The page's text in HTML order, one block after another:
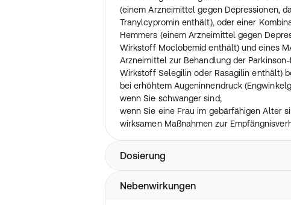
Langzeitbehandlung vor.
Von der Behandlung mit dem Arzneimittel
Parkinson-ähnliche
Arzneimittel ausgelöst werden
Parkinson-Syndrome) sowie die Huntington-
(einem Arzneimittel gegen Depressionen,
Tranylcypromin enthält), oder einer
Hemmers (einem Arzneimittel gegen
Wirkstoff Moclobemid enthält) und eines
Arzneimittel zur Behandlung der
Wirkstoff Selegilin oder Rasagilin enthält)
bei erhöhtem Augeninnendruck
wenn Sie schwanger sind;
wenn Sie eine Frau im gebärfähigen Alter
wirksamen Maßnahmen zur
Dosierung
Nehmen Sie dieses Arzneimittel immer
Nebenwirkungen